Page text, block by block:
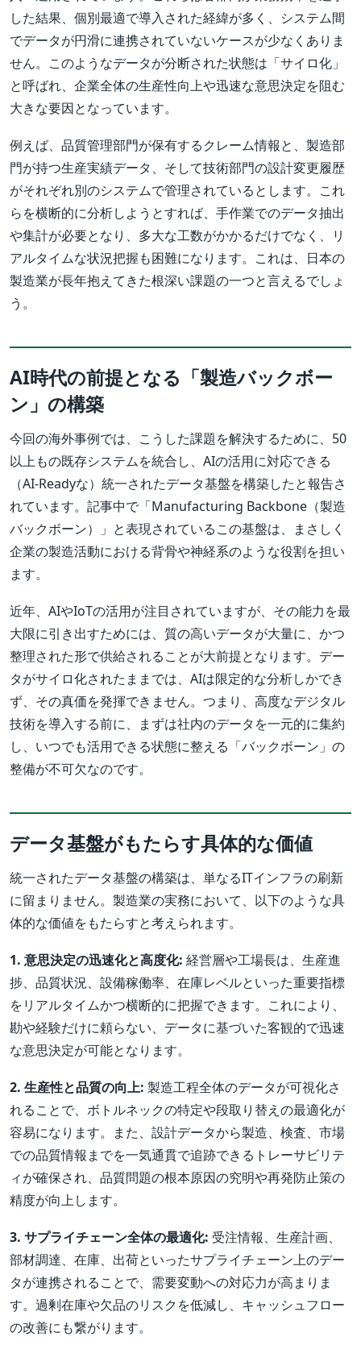
した結果、個別最適で導入された経緯が多く、システム間
でデータが円滑に連携されていないケースが少なくありま
せん。このようなデータが分断された状態は「サイロ化」
と呼ばれ、企業全体の生産性向上や迅速な意思決定を阻む
大きな要因となっています。
例えば、品質管理部門が保有するクレーム情報と、製造部
門が持つ生産実績データ、そして技術部門の設計変更履歴
がそれぞれ別のシステムで管理されているとします。これ
らを横断的に分析しようとすれば、手作業でのデータ抽出
や集計が必要となり、多大な工数がかかるだけでなく、リ
アルタイムな状況把握も困難になります。これは、日本の
製造業が長年抱えてきた根深い課題の一つと言えるでしょ
う。
AI時代の前提となる「製造バックボー
ン」の構築
今回の海外事例では、こうした課題を解決するために、50
以上もの既存システムを統合し、AIの活用に対応できる
（AI-Readyな）統一されたデータ基盤を構築したと報告さ
れています。記事中で「Manufacturing Backbone（製造
バックボーン）」と表現されているこの基盤は、まさしく
企業の製造活動における背骨や神経系のような役割を担い
ます。
近年、AIやIoTの活用が注目されていますが、その能力を最
大限に引き出すためには、質の高いデータが大量に、かつ
整理された形で供給されることが大前提となります。デー
タがサイロ化されたままでは、AIは限定的な分析しかでき
ず、その真価を発揮できません。つまり、高度なデジタル
技術を導入する前に、まずは社内のデータを一元的に集約
し、いつでも活用できる状態に整える「バックボーン」の
整備が不可欠なのです。
データ基盤がもたらす具体的な価値
統一されたデータ基盤の構築は、単なるITインフラの刷新
に留まりません。製造業の実務において、以下のような具
体的な価値をもたらすと考えられます。
1. 意思決定の迅速化と高度化: 経営層や工場長は、生産進
捗、品質状況、設備稼働率、在庫レベルといった重要指標
をリアルタイムかつ横断的に把握できます。これにより、
勘や経験だけに頼らない、データに基づいた客観的で迅速
な意思決定が可能となります。
2. 生産性と品質の向上: 製造工程全体のデータが可視化さ
れることで、ボトルネックの特定や段取り替えの最適化が
容易になります。また、設計データから製造、検査、市場
での品質情報までを一気通貫で追跡できるトレーサビリテ
ィが確保され、品質問題の根本原因の究明や再発防止策の
精度が向上します。
3. サプライチェーン全体の最適化: 受注情報、生産計画、
部材調達、在庫、出荷といったサプライチェーン上のデー
タが連携されることで、需要変動への対応力が高まりま
す。過剰在庫や欠品のリスクを低減し、キャッシュフロー
の改善にも繋がります。